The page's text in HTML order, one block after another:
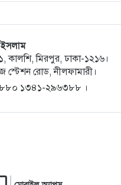
দিবস-২০২৬ উপলক্ষে
কারণেই শেখ হাসিনা
হাঁটছে বিএনপি: মিয়া
সনদ দেওয়ার
এইচএসসি পরীক্ষা:
কালশি, মিরপুর, ঢাকা-১২১৬।
রোড, নীলফামারী।
১৩৪১-২৯৬৩৮৮ ।